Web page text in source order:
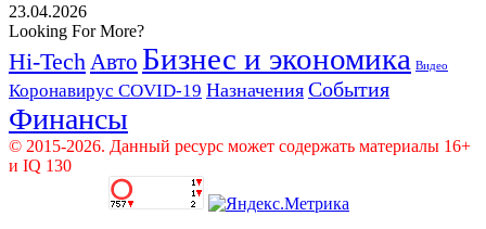
23.04.2026
Looking For More?
Hi-Tech Авто Бизнес и экономика Видео
Коронавирус COVID-19 Назначения События
Финансы
© 2015-2026. Данный ресурс может содержать материалы 16+
и IQ 130